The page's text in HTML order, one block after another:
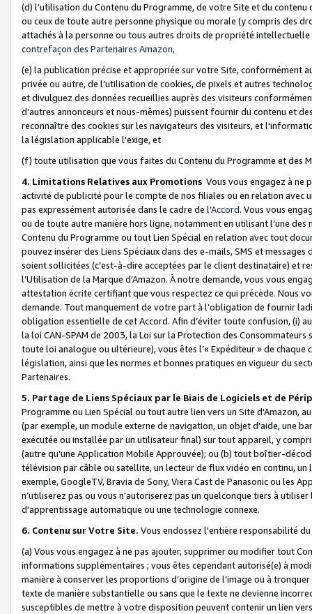
(d) l’utilisation du Contenu du Programme, de votre Site et du
ou ceux de toute autre personne physique ou morale (y compris des
attachés à la personne ou tous autres droits de propriété
contrefaçon des Partenaires Amazon,
(e) la publication précise et appropriée sur votre Site, conformément
privée ou autre, de l’utilisation de cookies, de pixels et autres
et divulguez des données recueillies auprès des visiteurs
d’autres annonceurs et nous-mêmes) puissent fournir du contenu et
reconnaître des cookies sur les navigateurs des visiteurs, et
la législation applicable l'exige, et
(f) toute utilisation que vous faites du Contenu du Programme et des
4. Limitations Relatives aux Promotions Vous vous engagez à ne
activité de publicité pour le compte de nos filiales ou en relation avec
pas expressément autorisée dans le cadre de l’Accord. Vous vous
ou de toute autre manière hors ligne, notamment en utilisant l’une
Contenu du Programme ou tout Lien Spécial en relation avec tout
pouvez insérer des Liens Spéciaux dans des e-mails, SMS et
soient sollicitées (c’est-à-dire acceptées par le client destinataire) et
l’Utilisation de la Marque d’Amazon. À notre demande, vous vous
attestation écrite certifiant que vous respectez ce qui précède. Nous
demande. Tout manquement de votre part à l’obligation de fournir
obligation essentielle de cet Accord. Afin d’éviter toute confusion, (i)
la loi CAN-SPAM de 2003, la Loi sur la Protection des
toute loi analogue ou ultérieure), vous êtes l’« Expéditeur » de
législation, ainsi que les normes et bonnes pratiques en vigueur du
Partenaires.
5. Partage de Liens Spéciaux par le Biais de Logiciels et de
Programme ou Lien Spécial ou tout autre lien vers un Site d'Amazon,
(par exemple, un module externe de navigation, un objet d'aide, une
exécutée ou installée par un utilisateur final) sur tout appareil, y
(autre qu'une Application Mobile Approuvée); ou (b) tout boîtier-
télévision par câble ou satellite, un lecteur de flux vidéo en continu,
exemple, GoogleTV, Bravia de Sony, Viera Cast de Panasonic ou les
n’utiliserez pas ou vous n’autoriserez pas un quelconque tiers à
d'apprentissage automatique ou une technologie connexe.
6. Contenu sur Votre Site. Vous endossez l'entière responsabilité
(a) Vous vous engagez à ne pas ajouter, supprimer ou modifier tout
informations supplémentaires ; vous êtes cependant autorisé(e) à
manière à conserver les proportions d’origine de l’image ou à
texte de manière substantielle ou sans que le texte ne devienne
susceptibles de mettre à votre disposition peuvent contenir un lien